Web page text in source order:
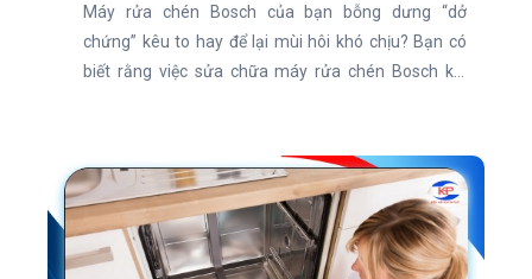
Máy rửa chén Bosch của bạn bỗng dưng “dở
chứng” kêu to hay để lại mùi hôi khó chịu? Bạn có
biết rằng việc sửa chữa máy rửa chén Bosch kịp
vấn đề này ngày càng tăng cao. Vậy đâu là địa chỉ
sửa chữa máy rửa chén Bosch chuyên nghiệp?
Cùng khám phá ngay qua bài viết dưới đây!